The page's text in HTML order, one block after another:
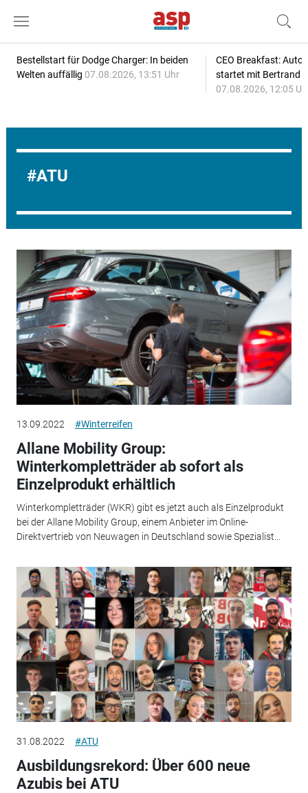
Bestellstart für Dodge Charger: In beiden
Welten auffällig 07.08.2026, 13:51 Uhr
CEO Breakfast:
startet mit Bertrand
07.08.2026, 12:05
ATU
13.09.2022 #Winterreifen
Allane Mobility Group:
Winterkompletträder ab sofort als
Einzelprodukt erhältlich
Winterkompletträder (WKR) gibt es jetzt auch als Einzelprodukt
bei der Allane Mobility Group, einem Anbieter im Online-
Direktvertrieb von Neuwagen in Deutschland sowie Spezialist...
31.08.2022 #ATU
Ausbildungsrekord: Über 600 neue
Azubis bei ATU